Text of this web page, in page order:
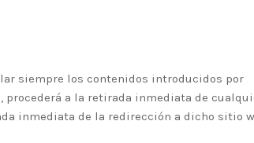
siempre los contenidos introducidos por
procederá a la retirada inmediata de
inmediata de la redirección a dicho sitio